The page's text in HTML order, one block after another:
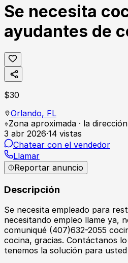
Se necesita
ayudantes de
$30
Orlando, FL
Zona aproximada · la
3 abr 2026·14 vistas
Chatear con el vendedor
Llamar
Reportar anuncio
Descripción
Se necesita empleado para
necesitando empleo llame ya,
comuniqué (407)632-2055
cocina, gracias. Contáctanos
tenemos la solución para usted